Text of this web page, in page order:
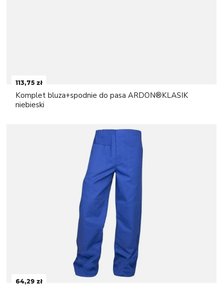
113,75 zł
Komplet bluza+spodnie do pasa ARDON®KLASIK
niebieski
64,29 zł